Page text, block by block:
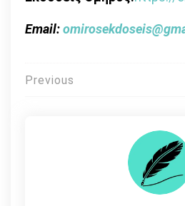
Email:
Πλοήγηση
Previous